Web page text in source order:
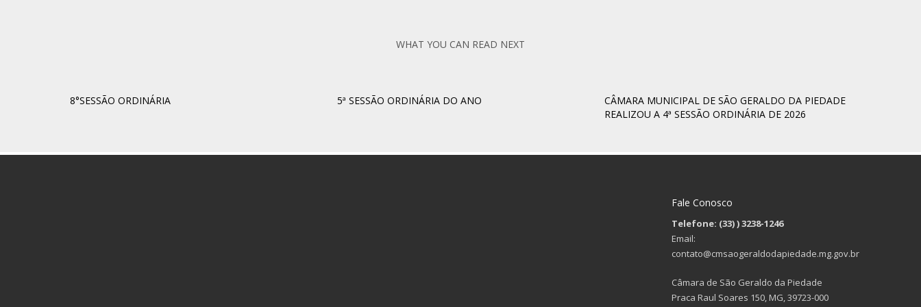
WHAT YOU CAN READ NEXT
8°SESSÃO ORDINÁRIA 5ª SESSÃO ORDINÁRIA DO ANO
CÂMARA MUNICIPAL DE SÃO GERALDO DA PIEDADE
REALIZOU A 4ª SESSÃO ORDINÁRIA DE 2026
Fale Conosco
Telefone: (33)) 3238-1246
Email:
contato@cmsaogeraldodapiedade.mg.gov.br
Câmara de São Geraldo da Piedade
Praca Raul Soares 150, MG, 39723-000